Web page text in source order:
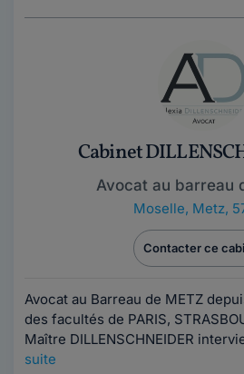
Cabinet
Avocat au barreau
Moselle, Metz,
Contacter ce
Avocat au Barreau de METZ
des facultés de PARIS,
Maître DILLENSCHNEIDER
suite